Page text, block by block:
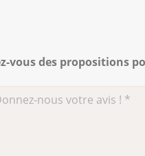
forme de liquide ou de
Selon le type de thérapie,
vous des propositions